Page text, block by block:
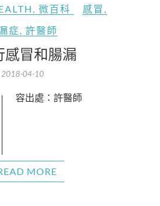
, 微百科 感冒 ,
症, 許醫師
感冒和腸漏
2018-04-10
內容出處：許醫師
MORE